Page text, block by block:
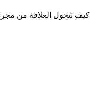
كيف تتحول العلاقة من